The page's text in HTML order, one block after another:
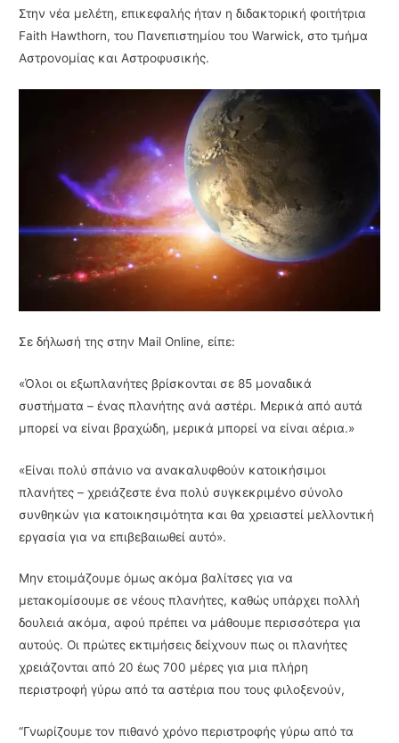
Στην νέα μελέτη, επικεφαλής ήταν η διδακτορική φοιτήτρια
Faith Hawthorn, του Πανεπιστημίου του Warwick, στο τμήμα
Αστρονομίας και Αστροφυσικής.
Σε δήλωσή της στην Mail Online, είπε:
«Όλοι οι εξωπλανήτες βρίσκονται σε 85 μοναδικά
συστήματα – ένας πλανήτης ανά αστέρι. Μερικά από αυτά
μπορεί να είναι βραχώδη, μερικά μπορεί να είναι αέρια.»
«Είναι πολύ σπάνιο να ανακαλυφθούν κατοικήσιμοι
πλανήτες – χρειάζεστε ένα πολύ συγκεκριμένο σύνολο
συνθηκών για κατοικησιμότητα και θα χρειαστεί μελλοντική
εργασία για να επιβεβαιωθεί αυτό».
Μην ετοιμάζουμε όμως ακόμα βαλίτσες για να
μετακομίσουμε σε νέους πλανήτες, καθώς υπάρχει πολλή
δουλειά ακόμα, αφού πρέπει να μάθουμε περισσότερα για
αυτούς. Οι πρώτες εκτιμήσεις δείχνουν πως οι πλανήτες
χρειάζονται από 20 έως 700 μέρες για μια πλήρη
περιστροφή γύρω από τα αστέρια που τους φιλοξενούν,
“Γνωρίζουμε τον πιθανό χρόνο περιστροφής γύρω από τα